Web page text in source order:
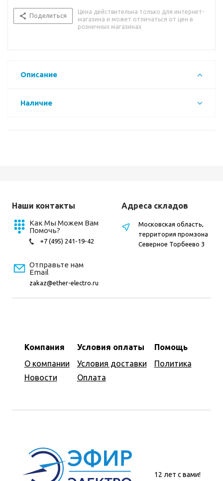
Поделиться
Цена действительна только для интернет-
магазина и может отличаться от цен в
розничных магазинах
Описание
Наличие
Наши контакты
Как Мы Можем Вам
Помочь?
+7 (495) 241-19-42
Отправьте нам
Email
zakaz@ether-electro.ru
Компания
О компании
Новости
Условия оплаты
Условия доставки
Оплата
Помощь
Политика
Адреса складов
Московская область,
территория промзона
Северное Торбеево 3
12 лет с вами!